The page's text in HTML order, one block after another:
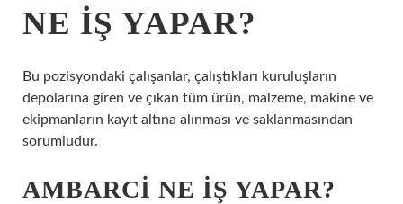
NE IŞ YAPAR?
Bu pozisyondaki çalışanlar, çalıştıkları kuruluşların
depolarına giren ve çıkan tüm ürün, malzeme, makine ve
ekipmanların kayıt altına alınması ve saklanmasından
sorumludur.
AMBARCI NE IŞ YAPAR?